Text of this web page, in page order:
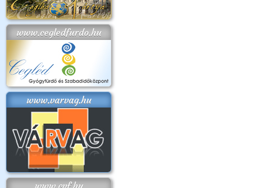
www.cegledfurdo.hu
www.varvag.hu
www.cvf.hu